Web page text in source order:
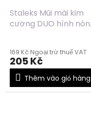
Staleks Mũi mài kim
cương DUO hình nón
169 Kč Ngoại trừ thuế VAT
205 Kč
Thêm vào giỏ hàng